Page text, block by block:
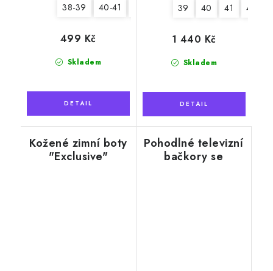
38-39 40-41 44-45
Skladem
499 Kč
39 40 41 42
Skladem
1 440 Kč
Kožené zimní boty
"Exclusive"
Pohodlné televizní
bačkory se